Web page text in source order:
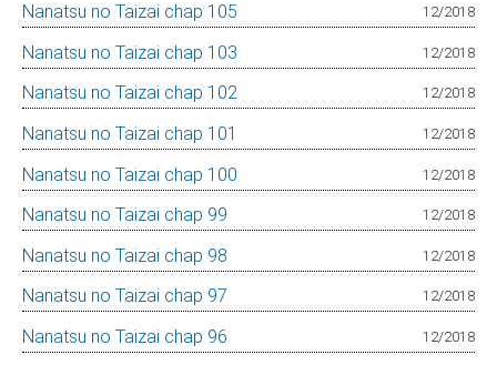
Nanatsu no Taizai chap 105 12/2018
Nanatsu no Taizai chap 103 12/2018
Nanatsu no Taizai chap 102 12/2018
Nanatsu no Taizai chap 101 12/2018
Nanatsu no Taizai chap 100 12/2018
Nanatsu no Taizai chap 99 12/2018
Nanatsu no Taizai chap 98 12/2018
Nanatsu no Taizai chap 97 12/2018
Nanatsu no Taizai chap 96 12/2018